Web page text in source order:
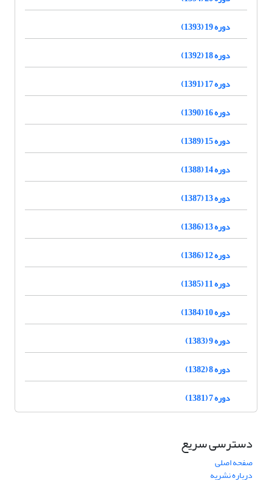
دوره 19 (1393)
دوره 18 (1392)
دوره 17 (1391)
دوره 16 (1390)
دوره 15 (1389)
دوره 14 (1388)
دوره 13 (1387)
دوره 13 (1386)
دوره 12 (1386)
دوره 11 (1385)
دوره 10 (1384)
دوره 9 (1383)
دوره 8 (1382)
دوره 7 (1381)
دسترسی سریع
صفحه اصلی
درباره نشریه